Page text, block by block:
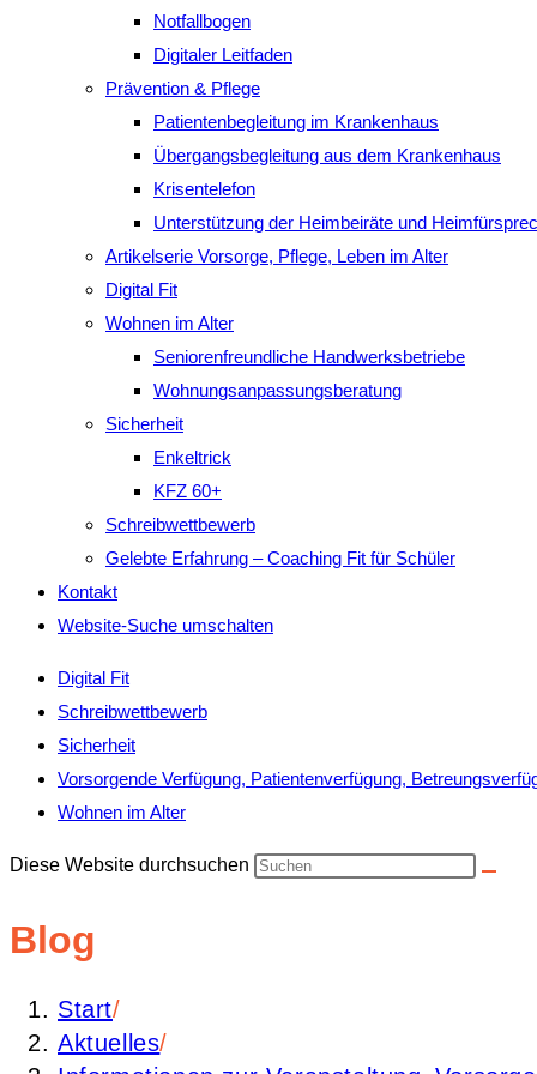
Notfallbogen
Digitaler Leitfaden
Prävention & Pflege
Patientenbegleitung im Krankenhaus
Übergangsbegleitung aus dem Krankenhaus
Krisentelefon
Unterstützung der Heimbeiräte und
Artikelserie Vorsorge, Pflege, Leben im Alter
Digital Fit
Wohnen im Alter
Seniorenfreundliche Handwerksbetriebe
Wohnungsanpassungsberatung
Sicherheit
Enkeltrick
KFZ 60+
Schreibwettbewerb
Gelebte Erfahrung – Coaching Fit für Schüler
Kontakt
Website-Suche umschalten
Digital Fit
Schreibwettbewerb
Sicherheit
Vorsorgende Verfügung, Patientenverfügung,
Wohnen im Alter
Diese Website durchsuchen
Blog
Start/
Aktuelles/